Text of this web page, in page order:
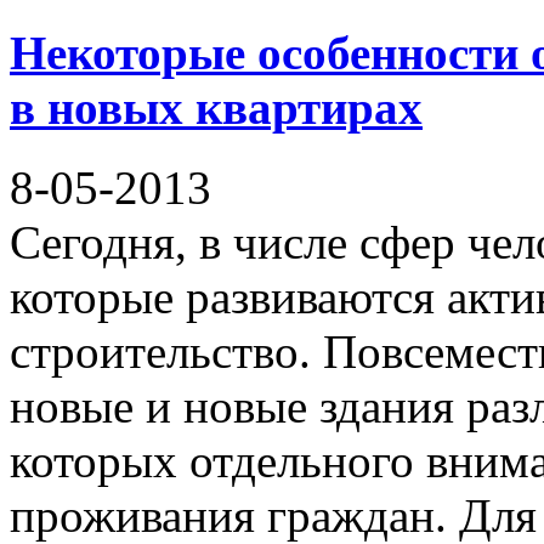
Некоторые особенности
в новых квартирах
8-05-2013
Сегодня, в числе сфер
которые развиваются
строительство.
новые и новые здания
которых отдельного
проживания граждан.